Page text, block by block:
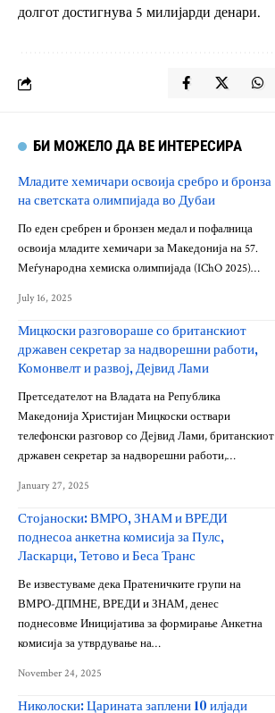
долгот достигнува 5 милијарди денари.
БИ МОЖЕЛО ДА ВЕ ИНТЕРЕСИРА
Младите хемичари освоија сребро и бронза
на светската олимпијада во Дубаи
По еден сребрен и бронзен медал и пофалница
освоија младите хемичари за Македонија на 57.
Меѓународна хемиска олимпијада (IChO 2025)…
July 16, 2025
Мицкоски разговораше со британскиот
државен секретар за надворешни работи,
Комонвелт и развој, Дејвид Лами
Претседателот на Владата на Република
Македонија Христијан Мицкоски оствари
телефонски разговор со Дејвид Лами, британскиот
државен секретар за надворешни работи,…
January 27, 2025
Стојаноски: ВМРО, ЗНАМ и ВРЕДИ
поднесоа анкетна комисија за Пулс,
Ласкарци, Тетово и Беса Транс
Ве известуваме дека Пратеничките групи на
ВМРО-ДПМНЕ, ВРЕДИ и ЗНАМ, денес
поднесовме Иницијатива за формирање Анкетна
комисија за утврдување на…
November 24, 2025
Николоски: Царината заплени 10 илјади